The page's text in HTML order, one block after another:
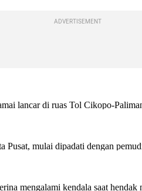
ADVERTISEMENT
embed from
embed from
embed from